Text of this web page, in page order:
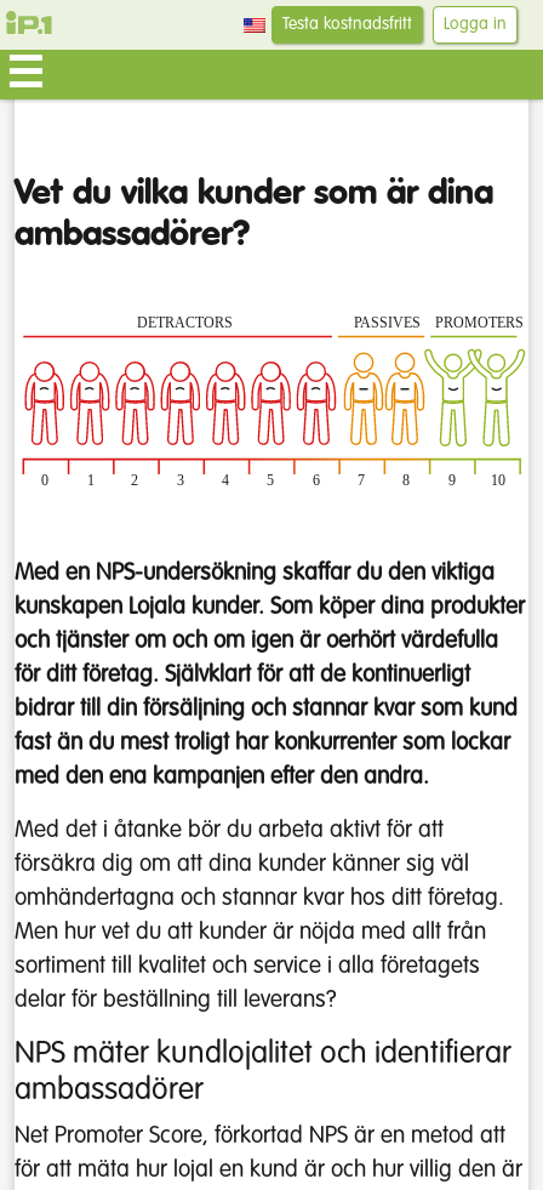
Testa kostnadsfritt Logga in
Vet du vilka kunder som är dina
ambassadörer?
Med en NPS-undersökning skaffar du den viktiga
kunskapen Lojala kunder. Som köper dina produkter
och tjänster om och om igen är oerhört värdefulla
för ditt företag. Självklart för att de kontinuerligt
bidrar till din försäljning och stannar kvar som kund
fast än du mest troligt har konkurrenter som lockar
med den ena kampanjen efter den andra.
Med det i åtanke bör du arbeta aktivt för att
försäkra dig om att dina kunder känner sig väl
omhändertagna och stannar kvar hos ditt företag.
Men hur vet du att kunder är nöjda med allt från
sortiment till kvalitet och service i alla företagets
delar för beställning till leverans?
NPS mäter kundlojalitet och identifierar
ambassadörer
Net Promoter Score, förkortad NPS är en metod att
för att mäta hur lojal en kund är och hur villig den är